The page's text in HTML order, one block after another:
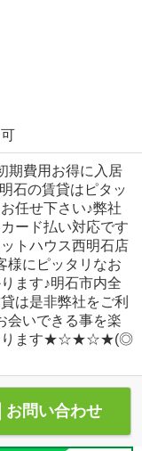
期費用お得に入居
の賃貸はピタッ
任せ下さい♪弊社
ード払い対応です
トハウス西明石店
様にピッタリなお
ます♪明石市内全
は是非弊社をご利
会いできる事を楽
おります★☆★☆★(◎
お問い合わせ